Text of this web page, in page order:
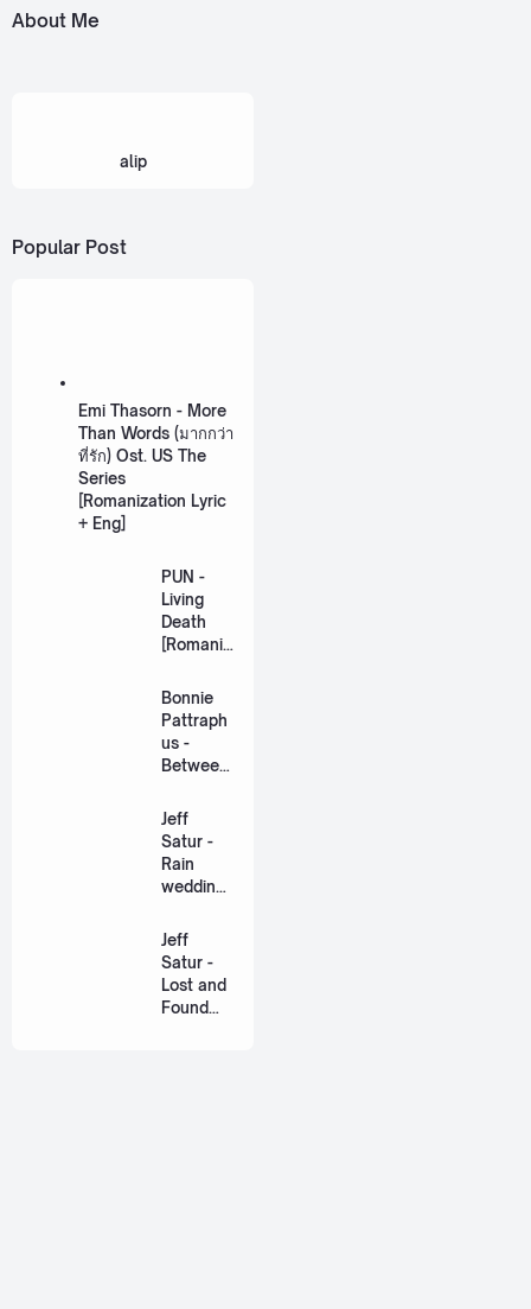
About Me
alip
Popular Post
Emi Thasorn - More
Than Words (มากกว่า
ที่รัก) Ost. US The
Series
[Romanization Lyric
+ Eng]
PUN -
Living
Death
[Romaniz
Lyric +
Eng]
Bonnie
Pattraph
us -
Between
US The
Series
[Romaniz
ation
Jeff
Satur -
Rain
wedding
วิวาห์)
Ost. The
Paradise
of Thorns
Jeff
Satur -
Lost and
Found